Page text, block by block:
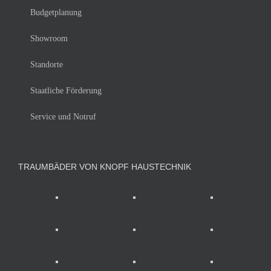
Budgetplanung
Showroom
Standorte
Staatliche Förderung
Service und Notruf
TRAUMBÄDER VON KNOPF HAUSTECHNIK